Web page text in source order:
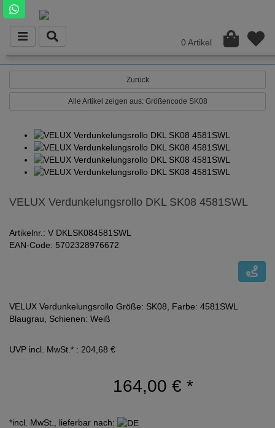
0 Artikel
Zurück
Alle Artikel zeigen aus: Größencode SK08
VELUX Verdunkelungsrollo DKL SK08 4581SWL
Artikelnr.: V DKLSK084581SWL
EAN-Code: 5702328976672
VELUX Verdunkelungsrollo Größe: SK08, Farbe: 4581SWL
Blaugrau, Schienen: Weiß
UVP incl. MwSt.* : 204,68 €
164,00 € *
*incl. MwSt., lieferbar nach: